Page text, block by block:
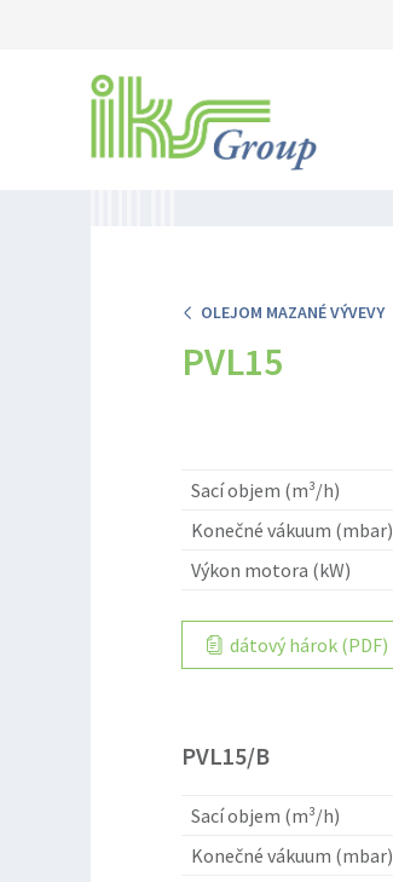
OLEJOM MAZANÉ VÝVEVY
PVL15
Sací objem (m³/h)
Konečné vákuum (mbar)
Výkon motora (kW)
dátový hárok (PDF)
PVL15/B
Sací objem (m³/h)
Konečné vákuum (mbar)